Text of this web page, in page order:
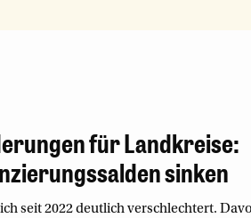
für Landkreise:
sinken
seit 2022 deutlich verschlechtert.